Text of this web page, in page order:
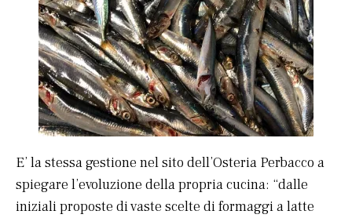
E’ la stessa gestione nel sito dell’Osteria Perbacco a
spiegare l’evoluzione della propria cucina: “dalle
iniziali proposte di vaste scelte di formaggi a latte